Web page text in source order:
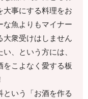
大事にする料理をお
な魚よりもマイナー
大衆受けはしません
、という方には、
をこよなく愛する板
いう「お酒を作る